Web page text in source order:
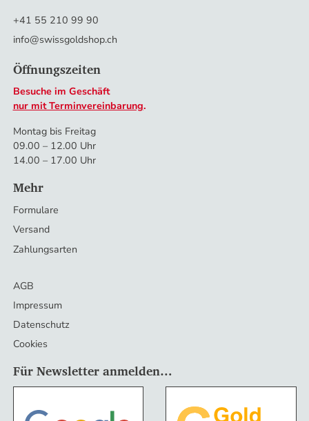
+41 55 210 99 90
info@swissgoldshop.ch
Öffnungszeiten
Besuche im Geschäft
nur mit Terminvereinbarung.
Montag bis Freitag
09.00 – 12.00 Uhr
14.00 – 17.00 Uhr
Mehr
Formulare
Versand
Zahlungsarten
AGB
Impressum
Datenschutz
Cookies
Für Newsletter anmelden…